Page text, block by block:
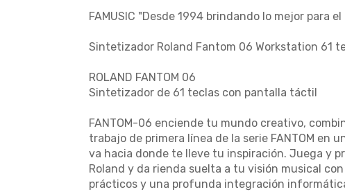
FAMUSIC "Desde 1994 brindando lo mejor para el
Sintetizador Roland Fantom 06 Workstation 61
ROLAND FANTOM 06
Sintetizador de 61 teclas con pantalla táctil
FANTOM-06 enciende tu mundo creativo,
trabajo de primera línea de la serie FANTOM en
va hacia donde te lleve tu inspiración. Juega y
Roland y da rienda suelta a tu visión musical
prácticos y una profunda integración